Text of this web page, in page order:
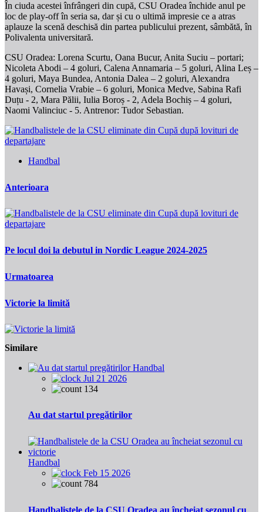
În ciuda acestei înfrângeri din cupă, CSU Oradea închide anul pe
loc de play-off în seria sa, dar și cu o ultimă impresie ce a atras
aplauze la scenă deschisă din partea publicului prezent, sâmbătă, în
Polivalenta universitară.
CSU Oradea: Lorena Scurtu, Oana Bucur, Anita Suciu – portari;
Nicoleta Abodi – 4 goluri, Calena Annamaria – 5 goluri, Alina Leș –
4 goluri, Maya Bundea, Antonia Dalea – 2 goluri, Alexandra
Havași, Cornelia Vrabie – 6 goluri, Monica Medve, Sabina Rafi
Duțu - 2, Mara Pălii, Iulia Boroș - 2, Adela Bochiș – 4 goluri,
Naomi Valinciuc - 5. Antrenor: Tudor Sebastian.
Handbal
Anterioara
Pe locul doi la debutul in Nordic League 2024-2025
Urmatoarea
Victorie la limită
Similare
Handbal
Jul 21 2026
134
Au dat startul pregătirilor
Handbal
Feb 15 2026
784
Handbalistele de la CSU Oradea au încheiat sezonul cu